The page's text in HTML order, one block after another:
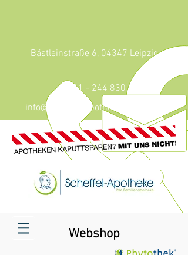
Bästleinstraße 6, 04347 Leipzig
0341 - 244 830
info@scheffel-apotheke-leipzig.de
Webshop